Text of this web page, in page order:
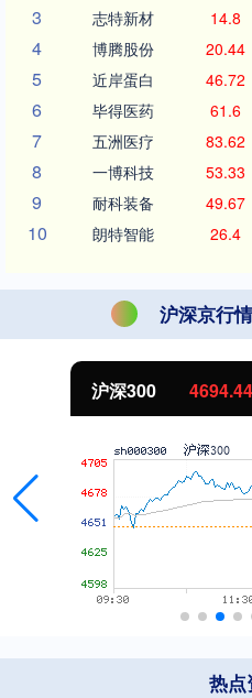
3 志特新材 14.8
4 博腾股份 20.44
5 近岸蛋白 46.72
6 毕得医药 61.6
7 五洲医疗 83.62
8 一博科技 53.33
9 耐科装备 49.67
10 朗特智能 26.4
沪深京行
沪深300 4694.44
热点